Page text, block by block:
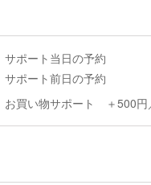
サポート当日の予約
サポート前日の予約
お買い物サポート ＋500円